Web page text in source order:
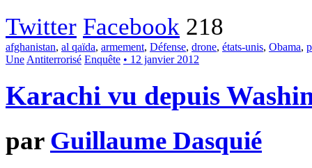
Twitter Facebook 218
afghanistan, al qaïda, armement, Défense, drone, états-unis, Obama,
Une Antiterrorisé Enquête • 12 janvier 2012
Karachi vu depuis
par Guillaume Dasquié